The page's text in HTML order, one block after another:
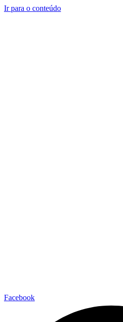
Ir para o conteúdo
Facebook